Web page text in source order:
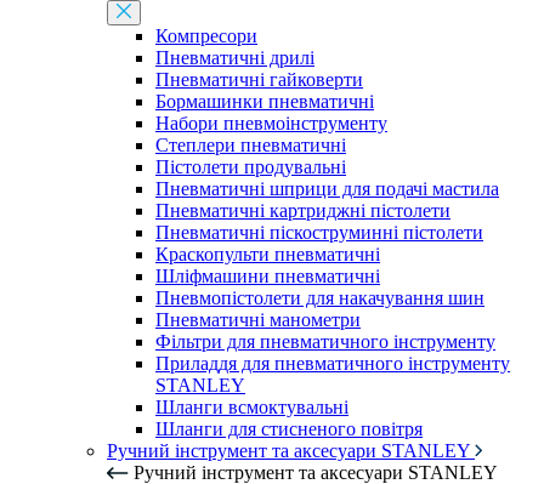
Компресори
Пневматичні дрилі
Пневматичні гайковерти
Бормашинки пневматичні
Набори пневмоінструменту
Степлери пневматичні
Пістолети продувальні
Пневматичні шприци для подачі мастила
Пневматичні картриджні пістолети
Пневматичні піскоструминні пістолети
Краскопульти пневматичні
Шліфмашини пневматичні
Пневмопістолети для накачування шин
Пневматичні манометри
Фільтри для пневматичного інструменту
Приладдя для пневматичного інструменту
STANLEY
Шланги всмоктувальні
Шланги для стисненого повітря
Ручний інструмент та аксесуари STANLEY
Ручний інструмент та аксесуари STANLEY